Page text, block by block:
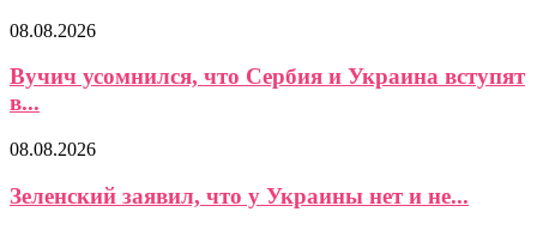
08.08.2026
Вучич усомнился, что Сербия и Украина вступят
в...
08.08.2026
Зеленский заявил, что у Украины нет и не...